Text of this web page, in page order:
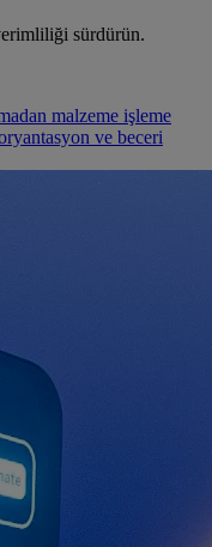
sürdürün.
malzeme işleme
ve beceri